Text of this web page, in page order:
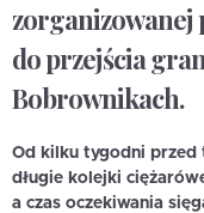
zorganizowanej
do przejścia
Bobrownikach.
Od kilku tygodni przed
długie kolejki
a czas oczekiwania